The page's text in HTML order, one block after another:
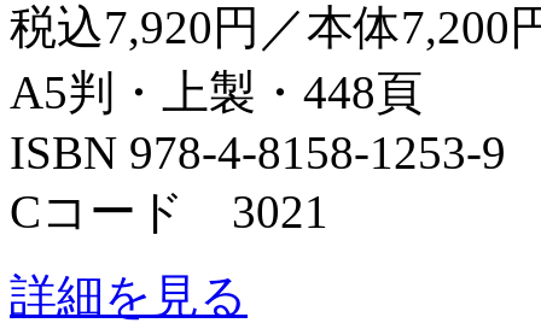
税込7,920円／本体7,200
A5判・上製・448頁
ISBN 978-4-8158-1253-9
Cコード 3021
詳細を見る